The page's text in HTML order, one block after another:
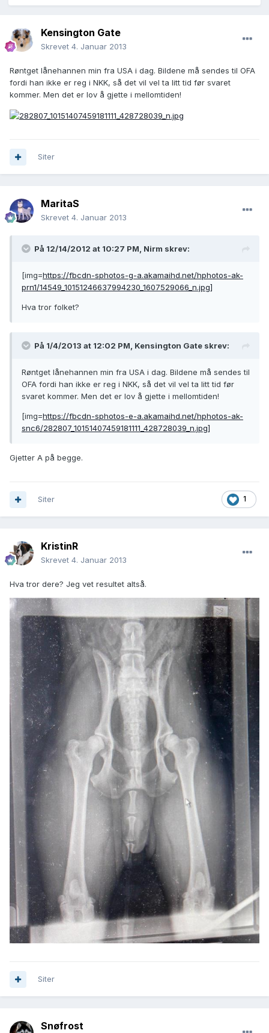
Kensington Gate
Skrevet 4. Januar 2013
Røntget lånehannen min fra USA i dag. Bildene må sendes til OFA
fordi han ikke er reg i NKK, så det vil vel ta litt tid før svaret
kommer. Men det er lov å gjette i mellomtiden!
Siter
MaritaS
Skrevet 4. Januar 2013
På 12/14/2012 at 10:27 PM, Nirm skrev:
[img=https://fbcdn-sphotos-g-a.akamaihd.net/hphotos-ak-
prn1/14549_10151246637994230_1607529066_n.jpg]
Hva tror folket?
På 1/4/2013 at 12:02 PM, Kensington Gate skrev:
Røntget lånehannen min fra USA i dag. Bildene må sendes til
OFA fordi han ikke er reg i NKK, så det vil vel ta litt tid før
svaret kommer. Men det er lov å gjette i mellomtiden!
[img=https://fbcdn-sphotos-e-a.akamaihd.net/hphotos-ak-
snc6/282807_10151407459181111_428728039_n.jpg]
Gjetter A på begge.
1
Siter
KristinR
Skrevet 4. Januar 2013
Hva tror dere? Jeg vet resultet altså.
Siter
Snøfrost